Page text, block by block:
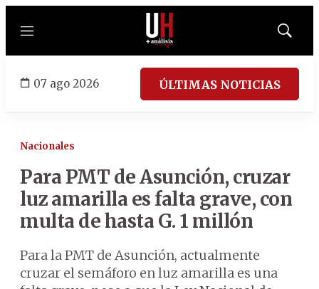
Menú
Mostrar
07 ago 2026 ÚLTIMAS NOTICIAS
Nacionales
Para PMT de Asunción, cruzar
luz amarilla es falta grave, con
multa de hasta G. 1 millón
Para la PMT de Asunción, actualmente
cruzar el semáforo en luz amarilla es una